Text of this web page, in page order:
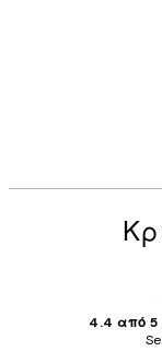
4.4 από 5